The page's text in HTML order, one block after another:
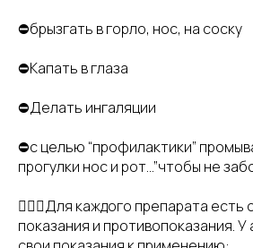
⛔брызгать в горло, нос, на соску
⛔Капать в глаза
⛔Делать ингаляции
⛔с целью “профилактики”
прогулки нос и рот...”чтобы не
👩🏼‍⚕️Для каждого препарата есть
показания и противопоказания.